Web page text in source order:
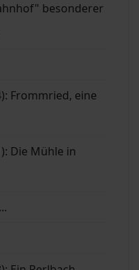
besonderer
Frommried, eine
Die Mühle in